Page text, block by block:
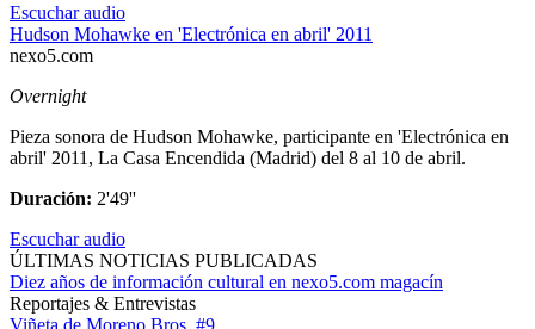
Escuchar audio
Hudson Mohawke en 'Electrónica en abril' 2011
nexo5.com
Overnight
Pieza sonora de Hudson Mohawke, participante en 'Electrónica en
abril' 2011, La Casa Encendida (Madrid) del 8 al 10 de abril.
Duración: 2'49''
Escuchar audio
ÚLTIMAS NOTICIAS PUBLICADAS
Diez años de información cultural en nexo5.com magacín
Reportajes & Entrevistas
Viñeta de Moreno Bros. #9